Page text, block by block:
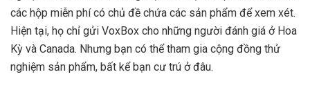
các hộp miễn phí có chủ đề chứa các sản phẩm để xem xét.
Hiện tại, họ chỉ gửi VoxBox cho những người đánh giá ở Hoa
Kỳ và Canada. Nhưng bạn có thể tham gia cộng đồng thử
nghiệm sản phẩm, bất kể bạn cư trú ở đâu.